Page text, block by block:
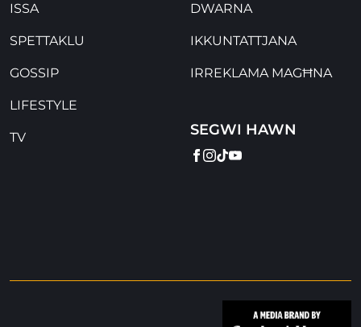
ISSA
SPETTAKLU
GOSSIP
LIFESTYLE
TV
DWARNA
IKKUNTATTJANA
IRREKLAMA MAGĦNA
SEGWI HAWN
FACEBOOK
INSTAGRAM
TIKTOK
YOUTUBE